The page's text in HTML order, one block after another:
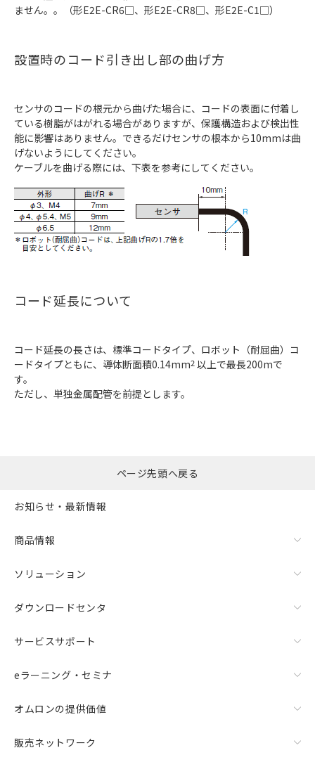
ません。。（形E2E-CR6□、形E2E-CR8□、形E2E-C1□）
設置時のコード引き出し部の曲げ方
センサのコードの根元から曲げた場合に、コードの表面に付着し
ている樹脂がはがれる場合がありますが、保護構造および検出性
能に影響はありません。できるだけセンサの根本から10mmは曲
げないようにしてください。
ケーブルを曲げる際には、下表を参考にしてください。
コード延長について
コード延長の長さは、標準コードタイプ、ロボット（耐屈曲）コ
ードタイプともに、導体断面積0.14mm2以上で最長200mで
す。
ただし、単独金属配管を前提とします。
ページ先頭へ戻る
お知らせ・最新情報
商品情報
ソリューション
ダウンロードセンタ
サービスサポート
eラーニング・セミナ
オムロンの提供価値
販売ネットワーク